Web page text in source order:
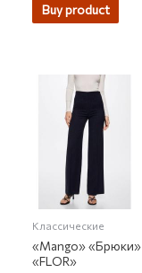
Buy product
Классические
«Mango» «Брюки»
«FLOR»